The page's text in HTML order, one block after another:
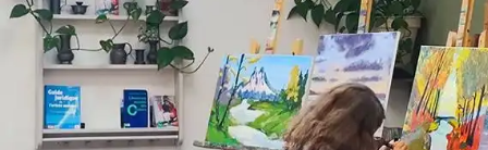
L’ATELIER GOURMAND
ACTUALITÉS
CONTACT